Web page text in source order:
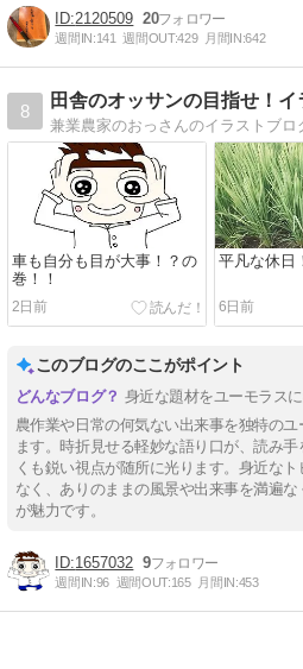
2120509 20
週間IN:141 週間OUT:429 月間IN:642
8
田舎のオッサンの目指せ！
車も自分も目が大事！？の
巻！！
2日前
平凡な休日
6日前
このブログのここがポイント
身近な題材をユーモラス
農作業や日常の何気ない出来事を独特の
ます。時折見せる軽妙な語り口が、読み
くも鋭い視点が随所に光ります。身近な
なく、ありのままの風景や出来事を満遍
が魅力です。
1657032 9
週間IN:96 週間OUT:165 月間IN:453